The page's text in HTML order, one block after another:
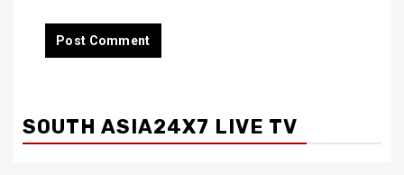
SOUTH ASIA24X7 LIVE TV